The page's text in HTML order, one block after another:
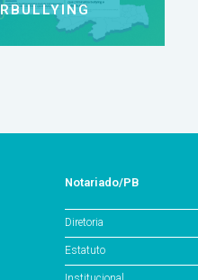
Notariado/PB
Diretoria
Estatuto